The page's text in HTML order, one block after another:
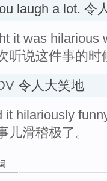
laugh a lot. 令
it was hilarious
听说这件事的时
令人大笑地
it hilariously
儿滑稽极了。